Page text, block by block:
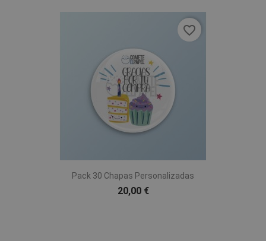
Pack 30 Chapas Personalizadas
20,00 €
favorite_border